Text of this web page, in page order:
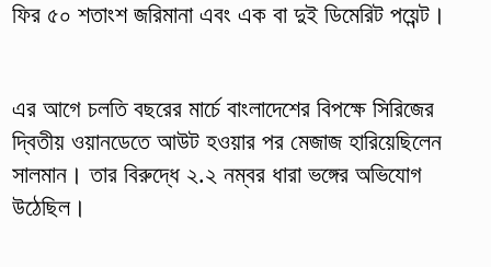
ফির ৫০ শতাংশ জরিমানা এবং এক বা দুই ডিমেরিট পয়েন্ট।
এর আগে চলতি বছরের মার্চে বাংলাদেশের বিপক্ষে সিরিজের
দ্বিতীয় ওয়ানডেতে আউট হওয়ার পর মেজাজ হারিয়েছিলেন
সালমান। তার বিরুদ্ধে ২.২ নম্বর ধারা ভঙ্গের অভিযোগ
উঠেছিল।